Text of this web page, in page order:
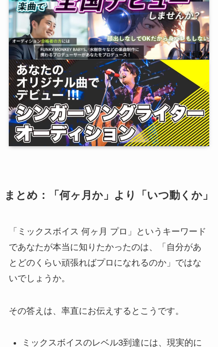
まとめ：「何ヶ月か」より「いつ動くか」
「ミックスボイス 何ヶ月 プロ」というキーワード
であなたが本当に知りたかったのは、「自分があ
とどのくらい頑張ればプロになれるのか」ではな
いでしょうか。
その答えは、率直にお伝えするとこうです。
ミックスボイスのレベル3到達には、現実的に